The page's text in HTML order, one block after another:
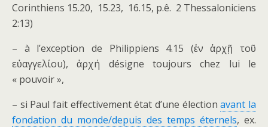
Corinthiens 15.20, 15.23, 16.15, p.ê. 2 Thessaloniciens
2:13)
– à l’exception de Philippiens 4.15 (ἐν ἀρχῇ τοῦ
εὐαγγελίου), ἀρχή désigne toujours chez lui le
« pouvoir »,
– si Paul fait effectivement état d’une électionavant la
fondation du monde/depuis des temps éternels, ex.